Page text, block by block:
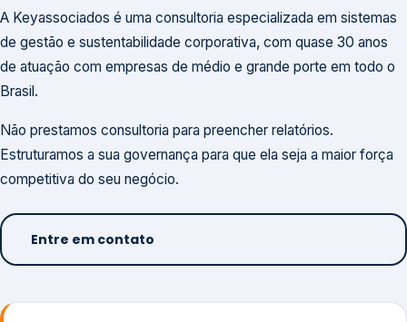
A Keyassociados é uma consultoria especializada em sistemas
de gestão e sustentabilidade corporativa, com quase 30 anos
de atuação com empresas de médio e grande porte em todo o
Brasil.
Não prestamos consultoria para preencher relatórios.
Estruturamos a sua governança para que ela seja a maior força
competitiva do seu negócio.
Entre em contato